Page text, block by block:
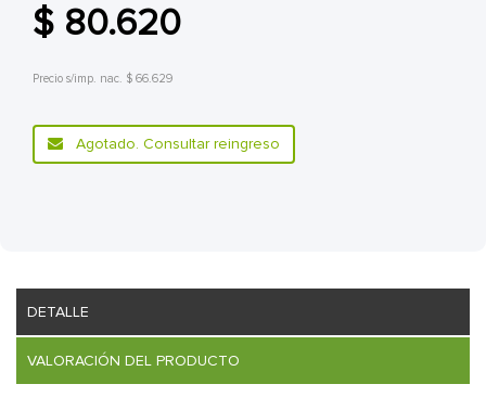
$ 80.620
Precio s/imp. nac. $ 66.629
Agotado. Consultar reingreso
DETALLE
VALORACIÓN DEL PRODUCTO